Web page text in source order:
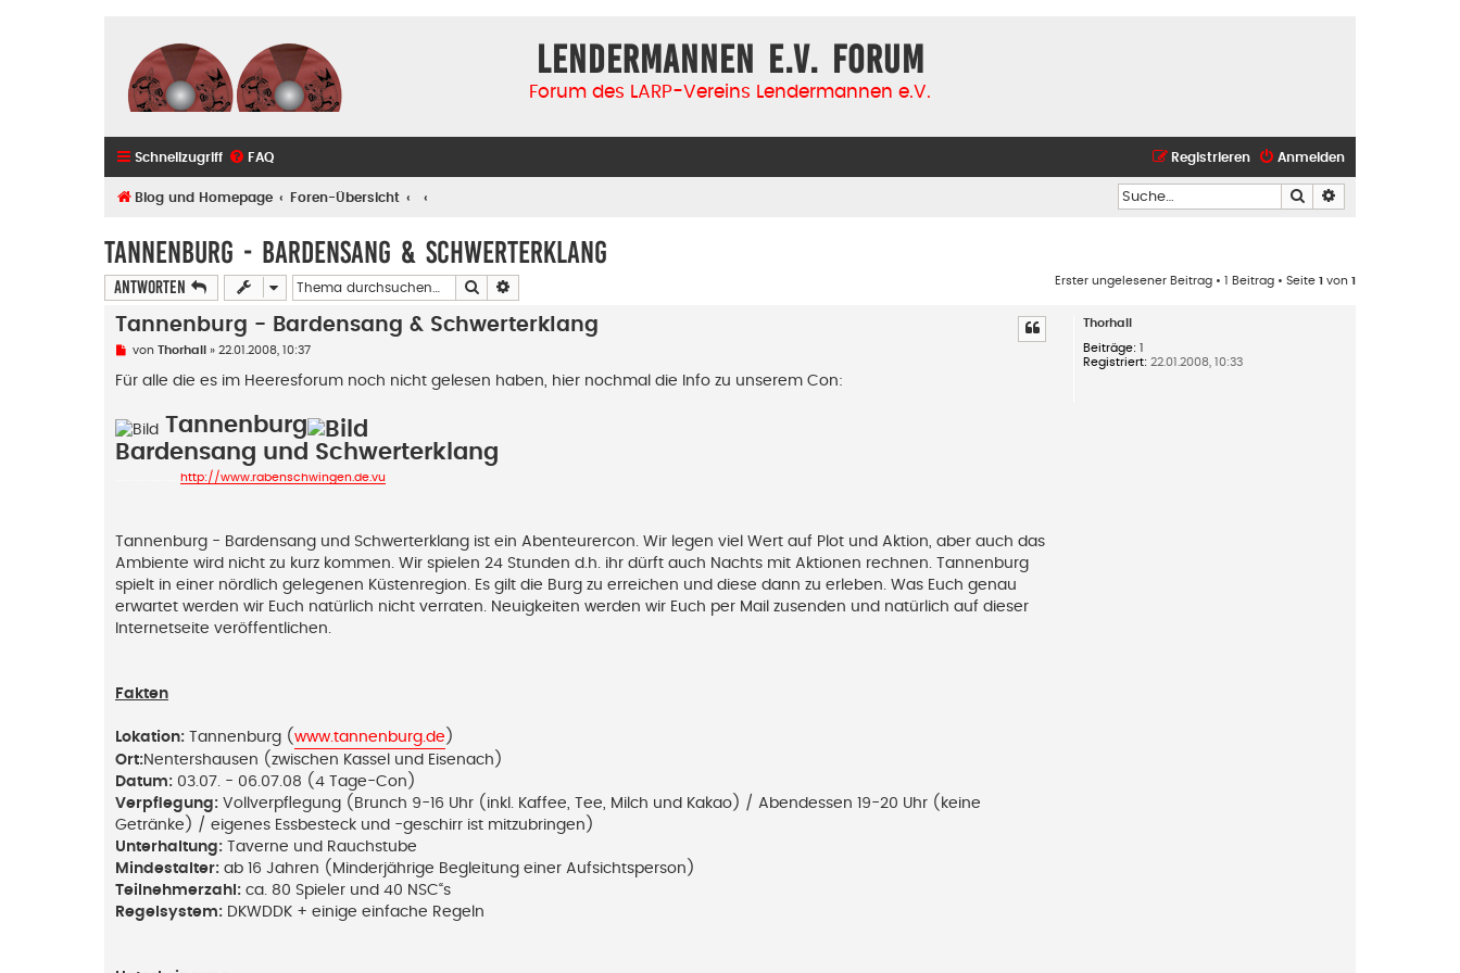
Lendermannen e.V. Forum
Forum des LARP-Vereins Lendermannen e.V.
Schnellzugriff FAQ Anmelden
Registrieren
Blog und Homepage Foren-Übersicht Suche
Tannenburg - Bardensang & Schwerterklang
Antworten Suche Erster ungelesener Beitrag • 1 Beitrag • Seite 1 von 1
Thorhall
Beiträge: 1
Registriert: 22.01.2008, 10:33
Tannenburg - Bardensang & Schwerterklang
U
g
e
s
e
n
t
r
g
von Thorhall » 22.01.2008, 10:37
Für alle die es im Heeresforum noch nicht gelesen haben, hier nochmal die Info zu unserem Con:
Tannenburg
Bardensang und Schwerterklang
http://www.rabenschwingen.de.vu
Tannenburg - Bardensang und Schwerterklang ist ein Abenteurercon. Wir legen viel Wert auf Plot und Aktion, aber auch das
Ambiente wird nicht zu kurz kommen. Wir spielen 24 Stunden d.h. ihr dürft auch Nachts mit Aktionen rechnen. Tannenburg
spielt in einer nördlich gelegenen Küstenregion. Es gilt die Burg zu erreichen und diese dann zu erleben. Was Euch genau
erwartet werden wir Euch natürlich nicht verraten. Neuigkeiten werden wir Euch per Mail zusenden und natürlich auf dieser
Internetseite veröffentlichen.
Fakten
Lokation: Tannenburg ( www.tannenburg.de )
Ort:Nentershausen (zwischen Kassel und Eisenach)
Datum: 03.07. - 06.07.08 (4 Tage-Con)
Verpflegung: Vollverpflegung (Brunch 9-16 Uhr (inkl. Kaffee, Tee, Milch und Kakao) / Abendessen 19-20 Uhr (keine
Getränke) / eigenes Essbesteck und -geschirr ist mitzubringen)
Unterhaltung: Taverne und Rauchstube
Mindestalter: ab 16 Jahren (Minderjährige Begleitung einer Aufsichtsperson)
Teilnehmerzahl: ca. 80 Spieler und 40 NSC“s
Regelsystem: DKWDDK + einige einfache Regeln